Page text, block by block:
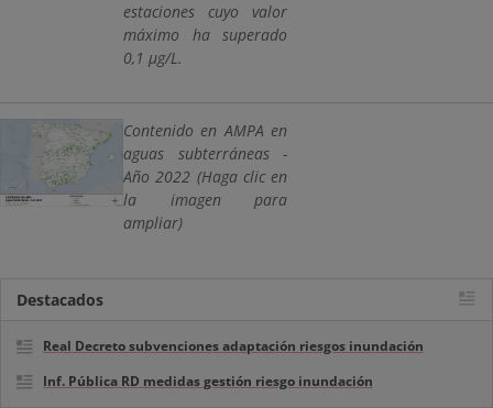
estaciones cuyo valor
máximo ha superado
0,1 µg/L.
Contenido en AMPA en
aguas subterráneas -
Año 2022 (Haga clic en
la imagen para
ampliar)
Destacados
Real Decreto subvenciones adaptación riesgos inundación
Inf. Pública RD medidas gestión riesgo inundación